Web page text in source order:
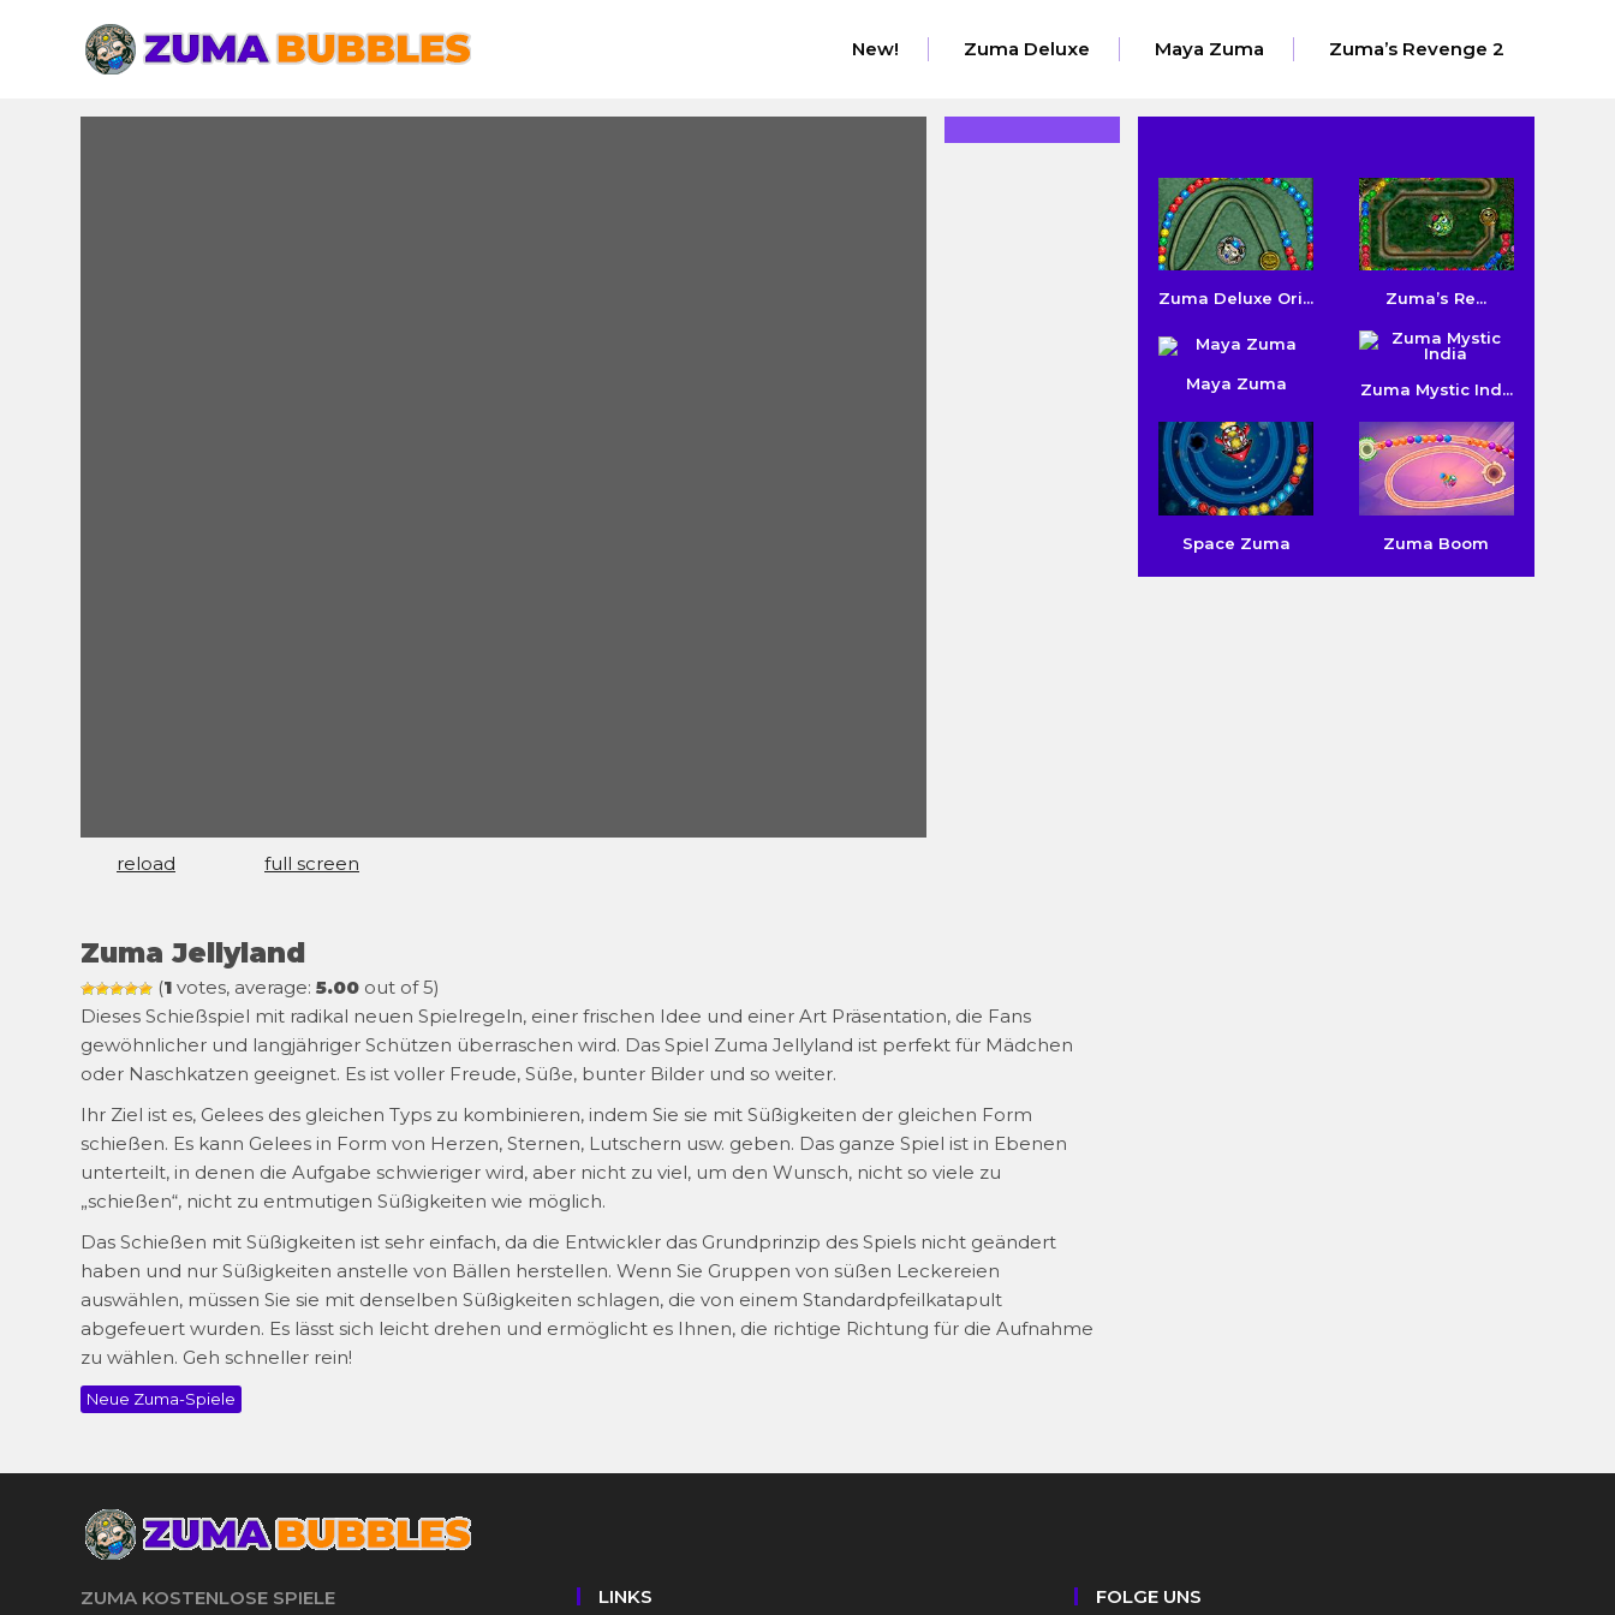
New! Zuma Deluxe Maya Zuma Zuma’s Revenge 2
reload full screen
Zuma Jellyland
(1 votes, average: 5.00 out of 5)
Dieses Schießspiel mit radikal neuen Spielregeln, einer frischen Idee und einer Art Präsentation, die Fans
gewöhnlicher und langjähriger Schützen überraschen wird. Das Spiel Zuma Jellyland ist perfekt für Mädchen
oder Naschkatzen geeignet. Es ist voller Freude, Süße, bunter Bilder und so weiter.
Ihr Ziel ist es, Gelees des gleichen Typs zu kombinieren, indem Sie sie mit Süßigkeiten der gleichen Form
schießen. Es kann Gelees in Form von Herzen, Sternen, Lutschern usw. geben. Das ganze Spiel ist in Ebenen
unterteilt, in denen die Aufgabe schwieriger wird, aber nicht zu viel, um den Wunsch, nicht so viele zu
„schießen“, nicht zu entmutigen Süßigkeiten wie möglich.
Das Schießen mit Süßigkeiten ist sehr einfach, da die Entwickler das Grundprinzip des Spiels nicht geändert
haben und nur Süßigkeiten anstelle von Bällen herstellen. Wenn Sie Gruppen von süßen Leckereien
auswählen, müssen Sie sie mit denselben Süßigkeiten schlagen, die von einem Standardpfeilkatapult
abgefeuert wurden. Es lässt sich leicht drehen und ermöglicht es Ihnen, die richtige Richtung für die Aufnahme
zu wählen. Geh schneller rein!
Neue Zuma-Spiele
Zuma Deluxe Ori... Zuma’s Re...
Maya Zuma Zuma Mystic Ind...
Space Zuma Zuma Boom
ZUMA KOSTENLOSE SPIELE LINKS FOLGE UNS